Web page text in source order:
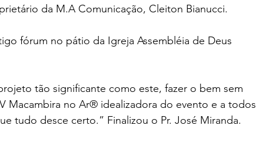
da M.A Comunicação, Cleiton Bianucci.
fórum no pátio da Igreja Assembléia de Deus
tão significante como este, fazer o bem sem
Macambira no Ar® idealizadora do evento e a todos
tudo desce certo.” Finalizou o Pr. José Miranda.